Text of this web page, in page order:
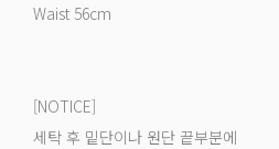
Waist 56cm
[NOTICE]
세탁 후 밑단이나 원단 끝부분에